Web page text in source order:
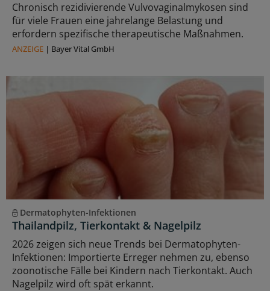
Chronisch rezidivierende Vulvovaginalmykosen sind
für viele Frauen eine jahrelange Belastung und
erfordern spezifische therapeutische Maßnahmen.
ANZEIGE | Bayer Vital GmbH
Dermatophyten-Infektionen
Thailandpilz, Tierkontakt & Nagelpilz
2026 zeigen sich neue Trends bei Dermatophyten-
Infektionen: Importierte Erreger nehmen zu, ebenso
zoonotische Fälle bei Kindern nach Tierkontakt. Auch
Nagelpilz wird oft spät erkannt.